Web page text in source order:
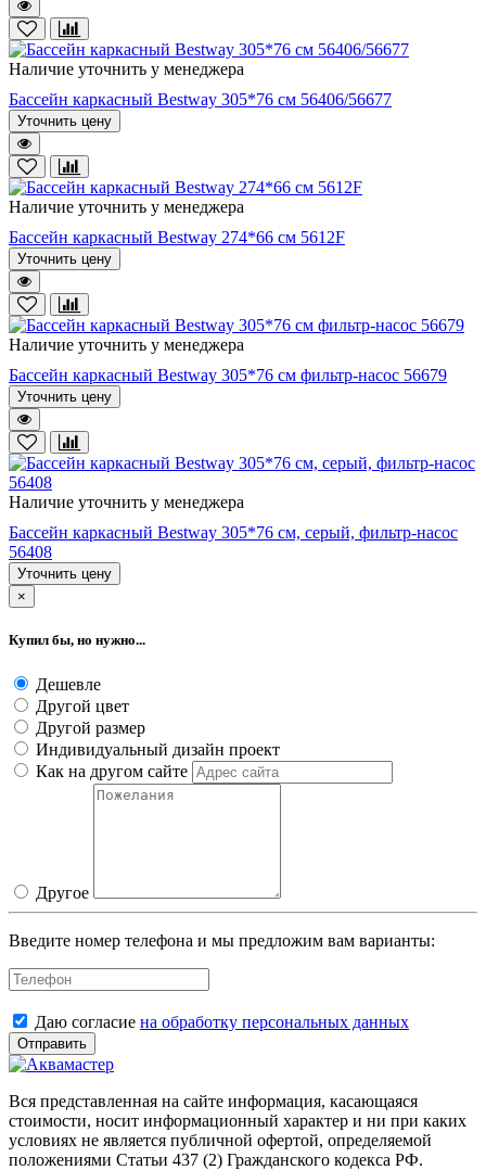
Наличие уточнить у менеджера
Бассейн каркасный Bestway 305*76 см 56406/56677
Уточнить цену
Наличие уточнить у менеджера
Бассейн каркасный Bestway 274*66 см 5612F
Уточнить цену
Наличие уточнить у менеджера
Бассейн каркасный Bestway 305*76 cм фильтр-насос 56679
Уточнить цену
Наличие уточнить у менеджера
Бассейн каркасный Bestway 305*76 cм, серый, фильтр-насос
56408
Уточнить цену
×
Купил бы, но нужно...
Дешевле
Другой цвет
Другой размер
Индивидуальный дизайн проект
Как на другом сайте
Другое
Введите номер телефона и мы предложим вам варианты:
Даю согласие на обработку персональных данных
Отправить
Вся представленная на сайте информация, касающаяся
стоимости, носит информационный характер и ни при каких
условиях не является публичной офертой, определяемой
положениями Статьи 437 (2) Гражданского кодекса РФ.